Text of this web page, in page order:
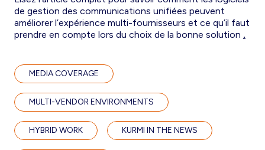
de gestion des communications unifiées peuvent
améliorer l’expérience multi-fournisseurs et ce qu’il faut
prendre en compte lors du choix de la bonne solution .
MEDIA COVERAGE
MULTI-VENDOR ENVIRONMENTS
HYBRID WORK KURMI IN THE NEWS